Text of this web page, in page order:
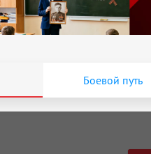
Боевой путь